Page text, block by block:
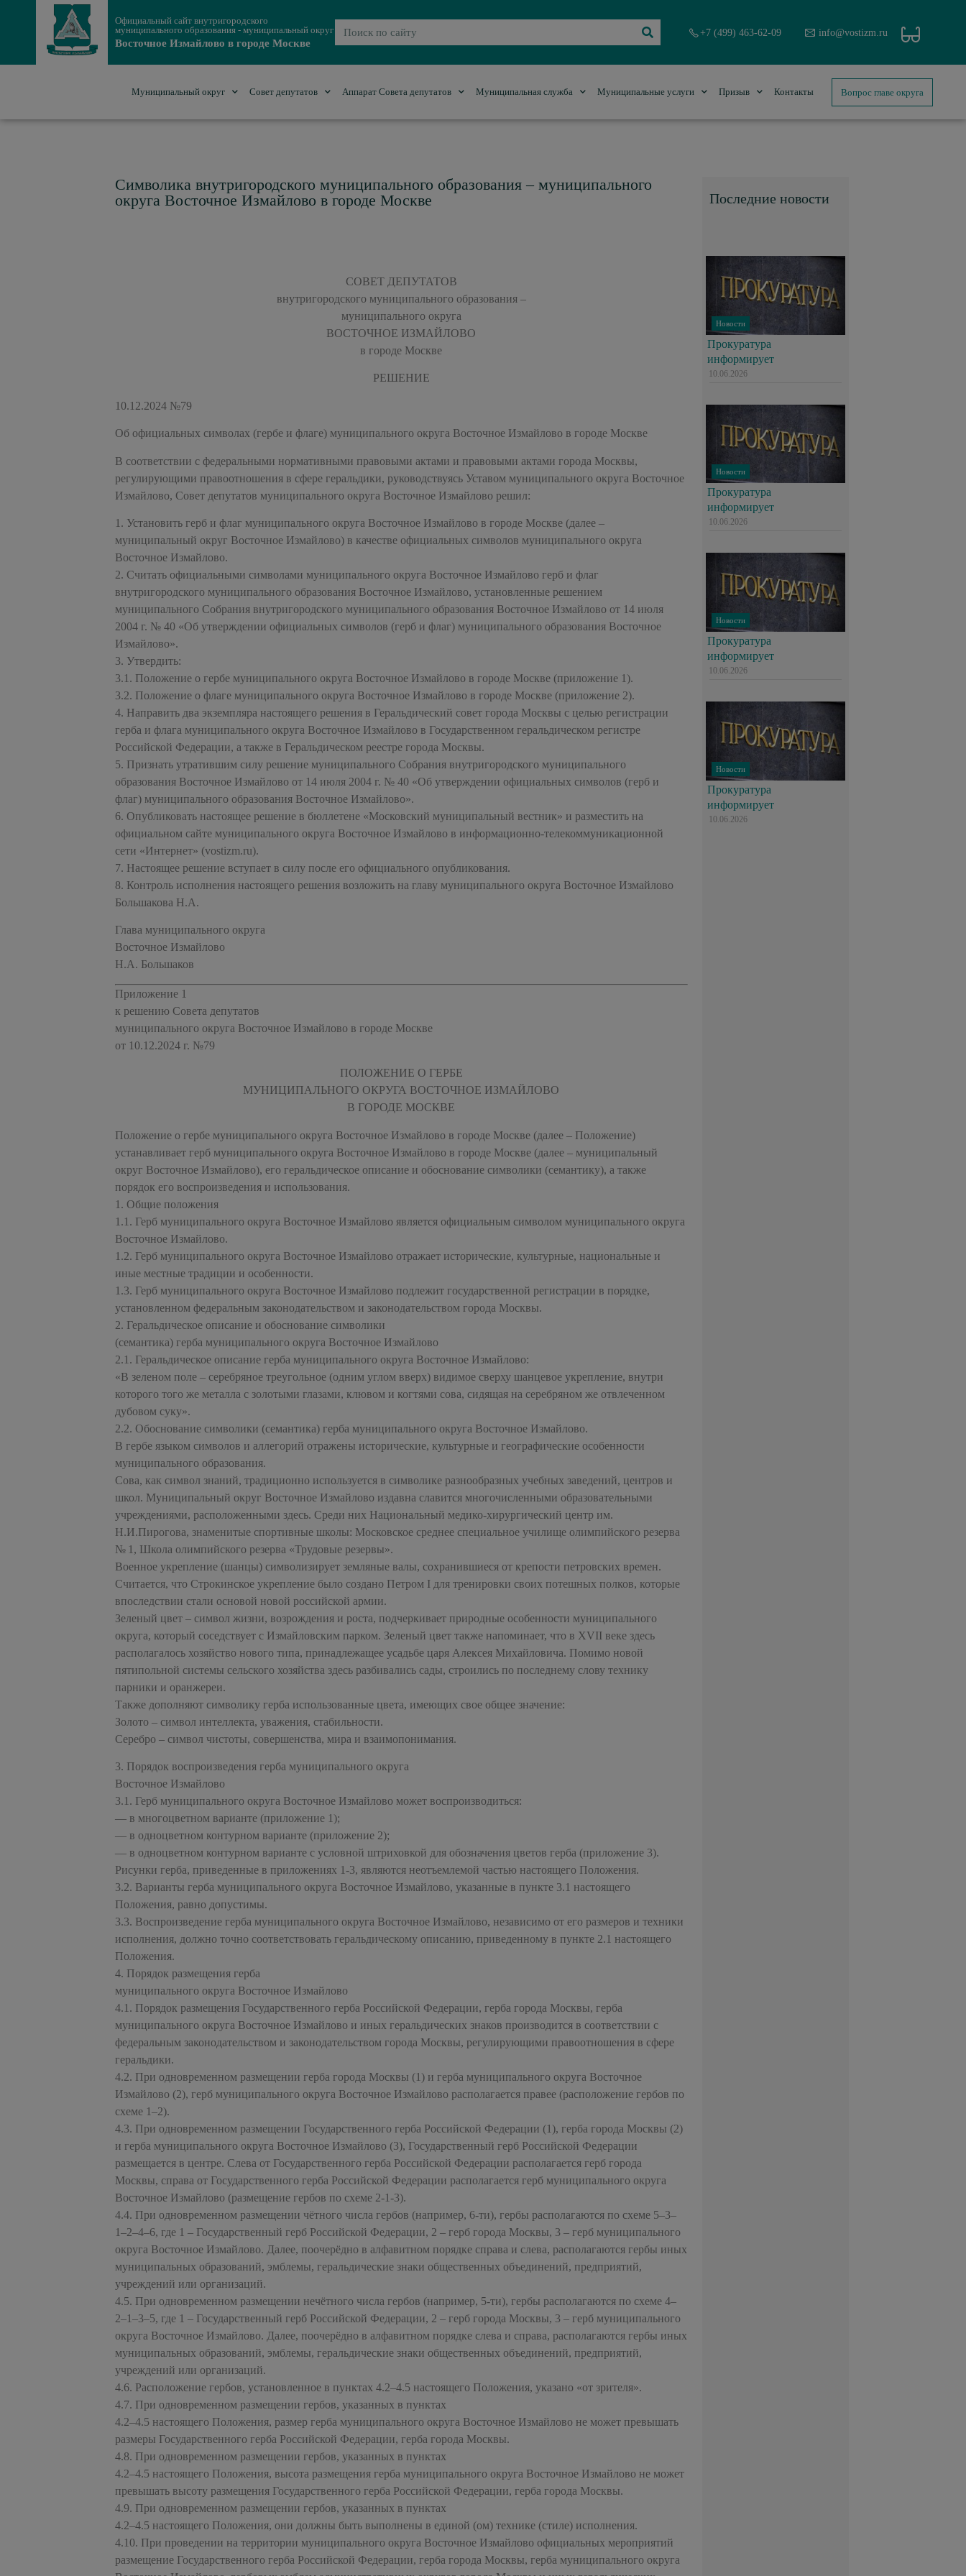
Официальный сайт внутригородского
муниципального образования - муниципальный округ
Восточное Измайлово в городе Москве
+7 (499) 463-62-09 info@vostizm.ru
Муниципальный округ Совет депутатов Аппарат Совета депутатов Муниципальная служба Муниципальные услуги Призыв Контакты Вопрос главе округа
Символика внутригородского муниципального образования – муниципального
округа Восточное Измайлово в городе Москве
СОВЕТ ДЕПУТАТОВ
внутригородского муниципального образования –
муниципального округа
ВОСТОЧНОЕ ИЗМАЙЛОВО
в городе Москве
РЕШЕНИЕ
10.12.2024 №79
Об официальных символах (гербе и флаге) муниципального округа Восточное Измайлово в городе Москве
В соответствии с федеральными нормативными правовыми актами и правовыми актами города Москвы,
регулирующими правоотношения в сфере геральдики, руководствуясь Уставом муниципального округа Восточное
Измайлово, Совет депутатов муниципального округа Восточное Измайлово решил:
1. Установить герб и флаг муниципального округа Восточное Измайлово в городе Москве (далее –
муниципальный округ Восточное Измайлово) в качестве официальных символов муниципального округа
Восточное Измайлово.
2. Считать официальными символами муниципального округа Восточное Измайлово герб и флаг
внутригородского муниципального образования Восточное Измайлово, установленные решением
муниципального Собрания внутригородского муниципального образования Восточное Измайлово от 14 июля
2004 г. № 40 «Об утверждении официальных символов (герб и флаг) муниципального образования Восточное
Измайлово».
3. Утвердить:
3.1. Положение о гербе муниципального округа Восточное Измайлово в городе Москве (приложение 1).
3.2. Положение о флаге муниципального округа Восточное Измайлово в городе Москве (приложение 2).
4. Направить два экземпляра настоящего решения в Геральдический совет города Москвы с целью регистрации
герба и флага муниципального округа Восточное Измайлово в Государственном геральдическом регистре
Российской Федерации, а также в Геральдическом реестре города Москвы.
5. Признать утратившим силу решение муниципального Собрания внутригородского муниципального
образования Восточное Измайлово от 14 июля 2004 г. № 40 «Об утверждении официальных символов (герб и
флаг) муниципального образования Восточное Измайлово».
6. Опубликовать настоящее решение в бюллетене «Московский муниципальный вестник» и разместить на
официальном сайте муниципального округа Восточное Измайлово в информационно-телекоммуникационной
сети «Интернет» (vostizm.ru).
7. Настоящее решение вступает в силу после его официального опубликования.
8. Контроль исполнения настоящего решения возложить на главу муниципального округа Восточное Измайлово
Большакова Н.А.
Глава муниципального округа
Восточное Измайлово
Н.А. Большаков
Приложение 1
к решению Совета депутатов
муниципального округа Восточное Измайлово в городе Москве
от 10.12.2024 г. №79
ПОЛОЖЕНИЕ О ГЕРБЕ
МУНИЦИПАЛЬНОГО ОКРУГА ВОСТОЧНОЕ ИЗМАЙЛОВО
В ГОРОДЕ МОСКВЕ
Положение о гербе муниципального округа Восточное Измайлово в городе Москве (далее – Положение)
устанавливает герб муниципального округа Восточное Измайлово в городе Москве (далее – муниципальный
округ Восточное Измайлово), его геральдическое описание и обоснование символики (семантику), а также
порядок его воспроизведения и использования.
1. Общие положения
1.1. Герб муниципального округа Восточное Измайлово является официальным символом муниципального округа
Восточное Измайлово.
1.2. Герб муниципального округа Восточное Измайлово отражает исторические, культурные, национальные и
иные местные традиции и особенности.
1.3. Герб муниципального округа Восточное Измайлово подлежит государственной регистрации в порядке,
установленном федеральным законодательством и законодательством города Москвы.
2. Геральдическое описание и обоснование символики
(семантика) герба муниципального округа Восточное Измайлово
2.1. Геральдическое описание герба муниципального округа Восточное Измайлово:
«В зеленом поле – серебряное треугольное (одним углом вверх) видимое сверху шанцевое укрепление, внутри
которого того же металла с золотыми глазами, клювом и когтями сова, сидящая на серебряном же отвлеченном
дубовом суку».
2.2. Обоснование символики (семантика) герба муниципального округа Восточное Измайлово.
В гербе языком символов и аллегорий отражены исторические, культурные и географические особенности
муниципального образования.
Сова, как символ знаний, традиционно используется в символике разнообразных учебных заведений, центров и
школ. Муниципальный округ Восточное Измайлово издавна славится многочисленными образовательными
учреждениями, расположенными здесь. Среди них Национальный медико-хирургический центр им.
Н.И.Пирогова, знаменитые спортивные школы: Московское среднее специальное училище олимпийского резерва
№ 1, Школа олимпийского резерва «Трудовые резервы».
Военное укрепление (шанцы) символизирует земляные валы, сохранившиеся от крепости петровских времен.
Считается, что Строкинское укрепление было создано Петром I для тренировки своих потешных полков, которые
впоследствии стали основой новой российской армии.
Зеленый цвет – символ жизни, возрождения и роста, подчеркивает природные особенности муниципального
округа, который соседствует с Измайловским парком. Зеленый цвет также напоминает, что в XVII веке здесь
располагалось хозяйство нового типа, принадлежащее усадьбе царя Алексея Михайловича. Помимо новой
пятипольной системы сельского хозяйства здесь разбивались сады, строились по последнему слову технику
парники и оранжереи.
Также дополняют символику герба использованные цвета, имеющих свое общее значение:
Золото – символ интеллекта, уважения, стабильности.
Серебро – символ чистоты, совершенства, мира и взаимопонимания.
3. Порядок воспроизведения герба муниципального округа
Восточное Измайлово
3.1. Герб муниципального округа Восточное Измайлово может воспроизводиться:
— в многоцветном варианте (приложение 1);
— в одноцветном контурном варианте (приложение 2);
— в одноцветном контурном варианте с условной штриховкой для обозначения цветов герба (приложение 3).
Рисунки герба, приведенные в приложениях 1-3, являются неотъемлемой частью настоящего Положения.
3.2. Варианты герба муниципального округа Восточное Измайлово, указанные в пункте 3.1 настоящего
Положения, равно допустимы.
3.3. Воспроизведение герба муниципального округа Восточное Измайлово, независимо от его размеров и техники
исполнения, должно точно соответствовать геральдическому описанию, приведенному в пункте 2.1 настоящего
Положения.
4. Порядок размещения герба
муниципального округа Восточное Измайлово
4.1. Порядок размещения Государственного герба Российской Федерации, герба города Москвы, герба
муниципального округа Восточное Измайлово и иных геральдических знаков производится в соответствии с
федеральным законодательством и законодательством города Москвы, регулирующими правоотношения в сфере
геральдики.
4.2. При одновременном размещении герба города Москвы (1) и герба муниципального округа Восточное
Измайлово (2), герб муниципального округа Восточное Измайлово располагается правее (расположение гербов по
схеме 1–2).
4.3. При одновременном размещении Государственного герба Российской Федерации (1), герба города Москвы (2)
и герба муниципального округа Восточное Измайлово (3), Государственный герб Российской Федерации
размещается в центре. Слева от Государственного герба Российской Федерации располагается герб города
Москвы, справа от Государственного герба Российской Федерации располагается герб муниципального округа
Восточное Измайлово (размещение гербов по схеме 2-1-3).
4.4. При одновременном размещении чётного числа гербов (например, 6-ти), гербы располагаются по схеме 5–3–
1–2–4–6, где 1 – Государственный герб Российской Федерации, 2 – герб города Москвы, 3 – герб муниципального
округа Восточное Измайлово. Далее, поочерёдно в алфавитном порядке справа и слева, располагаются гербы иных
муниципальных образований, эмблемы, геральдические знаки общественных объединений, предприятий,
учреждений или организаций.
4.5. При одновременном размещении нечётного числа гербов (например, 5-ти), гербы располагаются по схеме 4–
2–1–3–5, где 1 – Государственный герб Российской Федерации, 2 – герб города Москвы, 3 – герб муниципального
округа Восточное Измайлово. Далее, поочерёдно в алфавитном порядке слева и справа, располагаются гербы иных
муниципальных образований, эмблемы, геральдические знаки общественных объединений, предприятий,
учреждений или организаций.
4.6. Расположение гербов, установленное в пунктах 4.2–4.5 настоящего Положения, указано «от зрителя».
4.7. При одновременном размещении гербов, указанных в пунктах
4.2–4.5 настоящего Положения, размер герба муниципального округа Восточное Измайлово не может превышать
размеры Государственного герба Российской Федерации, герба города Москвы.
4.8. При одновременном размещении гербов, указанных в пунктах
4.2–4.5 настоящего Положения, высота размещения герба муниципального округа Восточное Измайлово не может
превышать высоту размещения Государственного герба Российской Федерации, герба города Москвы.
4.9. При одновременном размещении гербов, указанных в пунктах
4.2–4.5 настоящего Положения, они должны быть выполнены в единой (ом) технике (стиле) исполнения.
4.10. При проведении на территории муниципального округа Восточное Измайлово официальных мероприятий
размещение Государственного герба Российской Федерации, герба города Москвы, герба муниципального округа
Последние новости
Новости
Прокуратура
информирует
10.06.2026
Новости
Прокуратура
информирует
10.06.2026
Новости
Прокуратура
информирует
10.06.2026
Новости
Прокуратура
информирует
10.06.2026